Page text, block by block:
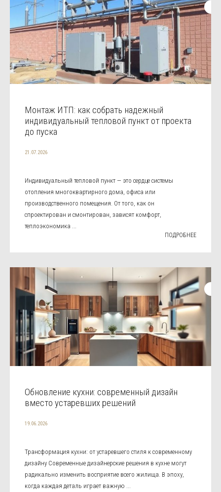
Монтаж ИТП: как собрать надежный
индивидуальный тепловой пункт от проекта
до пуска
21.07.2026
Индивидуальный тепловой пункт — это сердце системы
отопления многоквартирного дома, офиса или
производственного помещения. От того, как он
спроектирован и смонтирован, зависят комфорт,
теплоэкономика ...
ПОДРОБНЕЕ
Обновление кухни: современный дизайн
вместо устаревших решений
19.06.2026
Трансформация кухни: от устаревшего стиля к современному
дизайну Современные дизайнерские решения в кухне могут
радикально изменить восприятие всего жилища. В эпоху,
когда каждая деталь играет важную ...